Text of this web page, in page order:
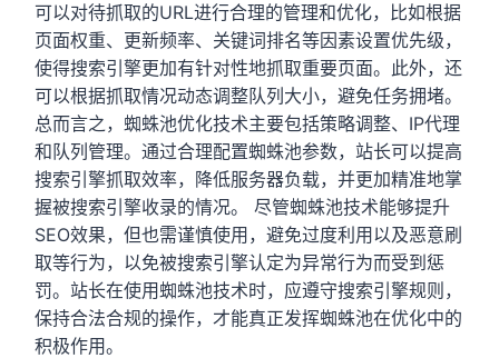
可以对待抓取的URL进行合理的管理和优化，比如根据
页面权重、更新频率、关键词排名等因素设置优先级，
使得搜索引擎更加有针对性地抓取重要页面。此外，还
可以根据抓取情况动态调整队列大小，避免任务拥堵。
总而言之，蜘蛛池优化技术主要包括策略调整、IP代理
和队列管理。通过合理配置蜘蛛池参数，站长可以提高
搜索引擎抓取效率，降低服务器负载，并更加精准地掌
握被搜索引擎收录的情况。 尽管蜘蛛池技术能够提升
SEO效果，但也需谨慎使用，避免过度利用以及恶意刷
取等行为，以免被搜索引擎认定为异常行为而受到惩
罚。站长在使用蜘蛛池技术时，应遵守搜索引擎规则，
保持合法合规的操作，才能真正发挥蜘蛛池在优化中的
积极作用。